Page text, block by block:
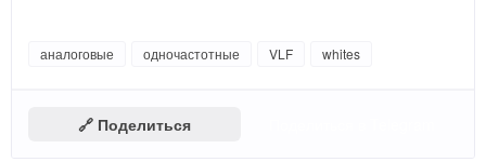
аналоговые одночастотные VLF whites
🔗 Поделиться